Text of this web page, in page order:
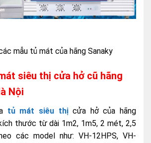
mẫu tủ mát của hãng Sanaky
siêu thị cửa hở cũ hãng
Nội
tủ mát siêu thịcửa hở của hãng
thước từ dài 1m2, 1m5, 2 mét, 2,5
các model như: VH-12HPS, VH-